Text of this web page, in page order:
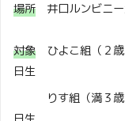
場所 井口ルンビニ
対象 ひよこ組（２
日生
りす組（満３歳）